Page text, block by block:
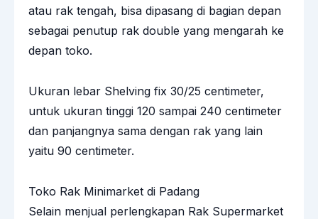
atau rak tengah, bisa dipasang di bagian depan
sebagai penutup rak double yang mengarah ke
depan toko.
Ukuran lebar Shelving fix 30/25 centimeter,
untuk ukuran tinggi 120 sampai 240 centimeter
dan panjangnya sama dengan rak yang lain
yaitu 90 centimeter.
Toko Rak Minimarket di Padang
Selain menjual perlengkapan Rak Supermarket